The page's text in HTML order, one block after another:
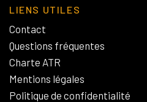
LIENS UTILES
Contact
Questions fréquentes
Charte ATR
Mentions légales
Politique de confidentialité